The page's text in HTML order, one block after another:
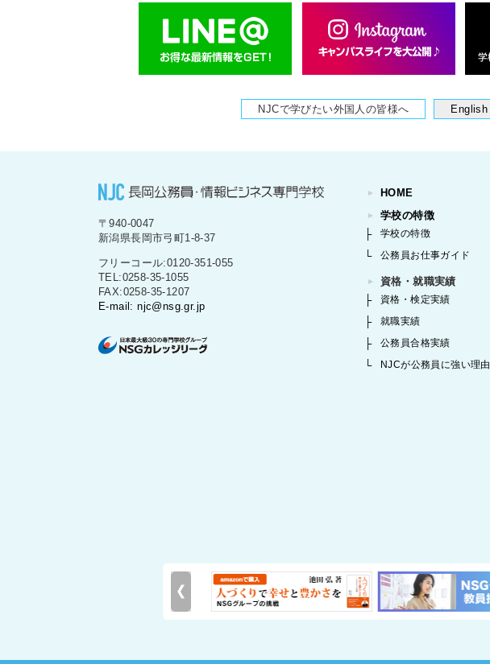
NJCで学びたい外国人の皆様へ English
〒940-0047
新潟県長岡市弓町1-8-37
フリーコール:0120-351-055
TEL:0258-35-1055
FAX:0258-35-1207
E-mail: njc@nsg.gr.jp
HOME
学校の特徴
学校の特徴
公務員お仕事ガイド
資格・就職実績
資格・検定実績
就職実績
公務員合格実績
NJCが公務員に強い理由